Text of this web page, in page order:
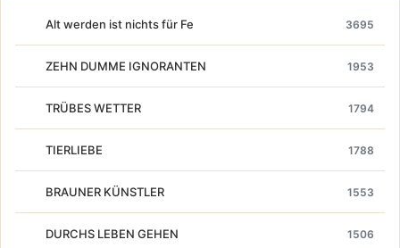
Alt werden ist nichts für Fe 3695
ZEHN DUMME IGNORANTEN 1953
TRÜBES WETTER 1794
TIERLIEBE 1788
BRAUNER KÜNSTLER 1553
DURCHS LEBEN GEHEN 1506